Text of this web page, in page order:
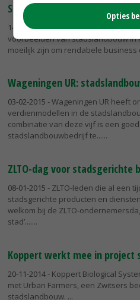
Stadslandbouw in lege
14-03-2015- Er zijn in Nederland
voorbeelden van stadslandbouw
moeilijk zijn om rendabele business
Wageningen UR:
03-02-2015 - Wageningen UR heeft
verdienmodellen in de
combinatie van deze vijf is een
stadslandbouwbedrijf te...
ZLTO-dag voor stadsgerichte
08-01-2015 - ZLTO-leden die al een
stadsgerichte producten en
welkom bij de ZLTO-
stad’....
Koppert werkt mee in project
20-11-2014- Koppert Biological
met Urban Farmers, een Zwitsers
stadslandbouw.
Opties